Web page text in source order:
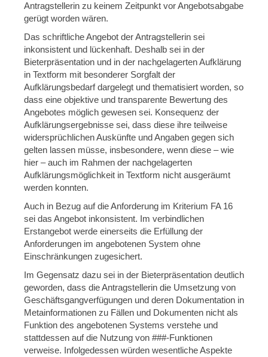
Antragstellerin zu keinem Zeitpunkt vor Angebotsabgabe
gerügt worden wären.
Das schriftliche Angebot der Antragstellerin sei
inkonsistent und lückenhaft. Deshalb sei in der
Bieterpräsentation und in der nachgelagerten Aufklärung
in Textform mit besonderer Sorgfalt der
Aufklärungsbedarf dargelegt und thematisiert worden, so
dass eine objektive und transparente Bewertung des
Angebotes möglich gewesen sei. Konsequenz der
Aufklärungsergebnisse sei, dass diese ihre teilweise
widersprüchlichen Auskünfte und Angaben gegen sich
gelten lassen müsse, insbesondere, wenn diese – wie
hier – auch im Rahmen der nachgelagerten
Aufklärungsmöglichkeit in Textform nicht ausgeräumt
werden konnten.
Auch in Bezug auf die Anforderung im Kriterium FA 16
sei das Angebot inkonsistent. Im verbindlichen
Erstangebot werde einerseits die Erfüllung der
Anforderungen im angebotenen System ohne
Einschränkungen zugesichert.
Im Gegensatz dazu sei in der Bieterpräsentation deutlich
geworden, dass die Antragstellerin die Umsetzung von
Geschäftsgangverfügungen und deren Dokumentation in
Metainformationen zu Fällen und Dokumenten nicht als
Funktion des angebotenen Systems verstehe und
stattdessen auf die Nutzung von ###-Funktionen
verweise. Infolgedessen würden wesentliche Aspekte